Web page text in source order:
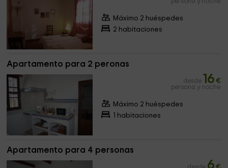
Máximo 2 huéspedes
2 habitaciones
Apartamento para 2 peronas
desde 16 €
persona y noche
Máximo 2 huéspedes
1 habitaciones
Apartamento para 4 personas
6